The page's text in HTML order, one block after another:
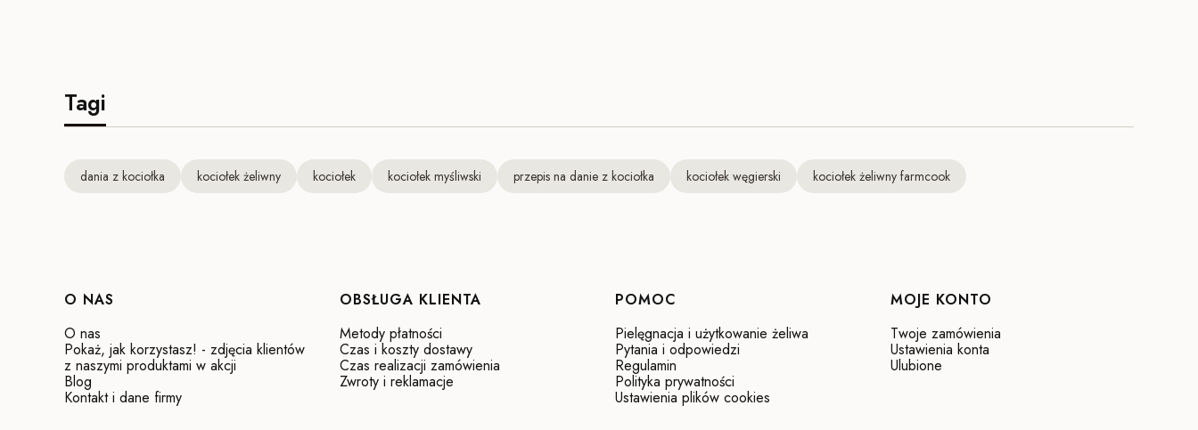
Tagi
dania z kociołka kociołek żeliwny kociołek kociołek myśliwski przepis na danie z kociołka kociołek węgierski kociołek żeliwny farmcook
Linki w stopce
O NAS
O nas
Pokaż, jak korzystasz! - zdjęcia klientów
z naszymi produktami w akcji
Blog
Kontakt i dane firmy
OBSŁUGA KLIENTA
Metody płatności
Czas i koszty dostawy
Czas realizacji zamówienia
Zwroty i reklamacje
POMOC
Pielęgnacja i użytkowanie żeliwa
Pytania i odpowiedzi
Regulamin
Polityka prywatności
Ustawienia plików cookies
MOJE KONTO
Twoje zamówienia
Ustawienia konta
Ulubione